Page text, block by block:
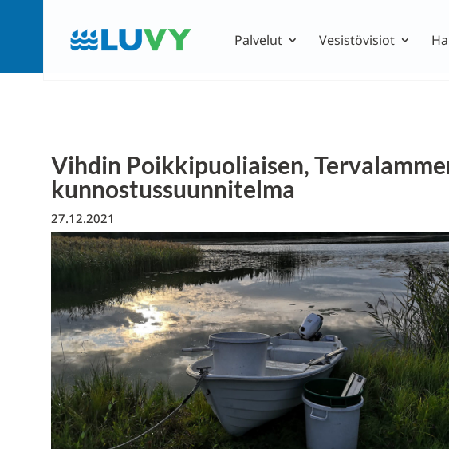
Palvelut Vesistövisiot
Vihdin Poikkipuoliaisen,
kunnostussuunnitelma
27.12.2021